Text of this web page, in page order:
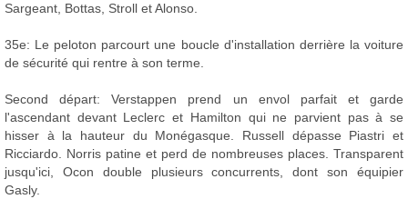
Sargeant, Bottas, Stroll et Alonso.
35e: Le peloton parcourt une boucle d'installation derrière la voiture
de sécurité qui rentre à son terme.
Second départ: Verstappen prend un envol parfait et garde
l'ascendant devant Leclerc et Hamilton qui ne parvient pas à se
hisser à la hauteur du Monégasque. Russell dépasse Piastri et
Ricciardo. Norris patine et perd de nombreuses places. Transparent
jusqu'ici, Ocon double plusieurs concurrents, dont son équipier
Gasly.